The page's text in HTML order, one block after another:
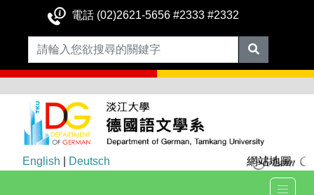
電話 (02)2621-5656 #2333 #2332
English Deutsch 網站地圖